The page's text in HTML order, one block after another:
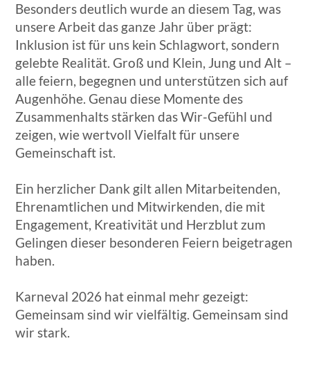
Besonders deutlich wurde an diesem Tag, was
unsere Arbeit das ganze Jahr über prägt:
Inklusion ist für uns kein Schlagwort, sondern
gelebte Realität. Groß und Klein, Jung und Alt –
alle feiern, begegnen und unterstützen sich auf
Augenhöhe. Genau diese Momente des
Zusammenhalts stärken das Wir-Gefühl und
zeigen, wie wertvoll Vielfalt für unsere
Gemeinschaft ist.
Ein herzlicher Dank gilt allen Mitarbeitenden,
Ehrenamtlichen und Mitwirkenden, die mit
Engagement, Kreativität und Herzblut zum
Gelingen dieser besonderen Feiern beigetragen
haben.
Karneval 2026 hat einmal mehr gezeigt:
Gemeinsam sind wir vielfältig. Gemeinsam sind
wir stark.